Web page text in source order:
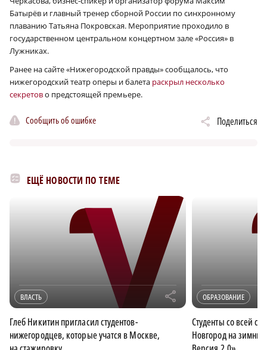
Батырёв и главный тренер сборной России по синхронному
плаванию Татьяна Покровская. Мероприятие проходило в
государственном центральном концертном зале «Россия» в
Лужниках.
Ранее на сайте «Нижегородской правды» сообщалось, что
нижегородский театр оперы и балета раскрыл несколько
секретово предстоящей премьере.
Сообщить об ошибке Поделиться
ЕЩЁ НОВОСТИ ПО ТЕМЕ
ВЛАСТЬ r
Глеб Никитин пригласил студентов-
нижегородцев, которые учатся в Москве,
ОБРАЗОВАНИЕ
Студенты со всей
Новгород на